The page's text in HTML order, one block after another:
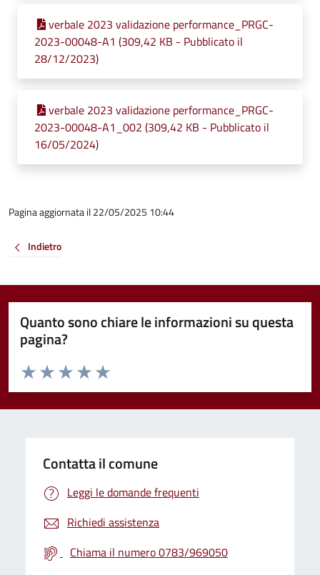
verbale 2023 validazione performance_PRGC-
2023-00048-A1 (309,42 KB - Pubblicato il
28/12/2023)
verbale 2023 validazione performance_PRGC-
2023-00048-A1_002 (309,42 KB - Pubblicato il
16/05/2024)
Pagina aggiornata il 22/05/2025 10:44
Indietro
Quanto sono chiare le informazioni su questa
pagina?
Valuta da 1 a 5 stelle la pagina
Valuta 5 stelle su 5
Valuta 4 stelle su 5
Valuta 3 stelle su 5
Valuta 2 stelle su 5
Valuta 1 stelle su 5
Contatta il comune
Leggi le domande frequenti
Richiedi assistenza
Chiama il numero 0783/969050